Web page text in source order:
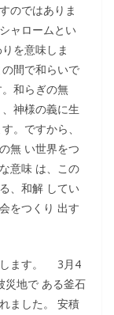
のではありま
ャロームとい
を意味しま
間で和らいで
和らぎの無
神様の義に生
。ですから、
無 い世界をつ
意味 は、この
、和解 してい
をつくり 出す
します。 3月4
災地で ある釜石
ました。 安積